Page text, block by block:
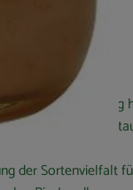
und
und fruchtige
der